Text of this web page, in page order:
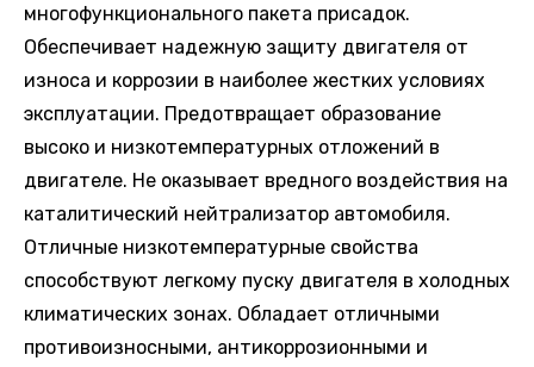
многофункционального пакета присадок.
Обеспечивает надежную защиту двигателя от
износа и коррозии в наиболее жестких условиях
эксплуатации. Предотвращает образование
высоко и низкотемпературных отложений в
двигателе. Не оказывает вредного воздействия на
каталитический нейтрализатор автомобиля.
Отличные низкотемпературные свойства
способствуют легкому пуску двигателя в холодных
климатических зонах. Обладает отличными
противоизносными, антикоррозионными и